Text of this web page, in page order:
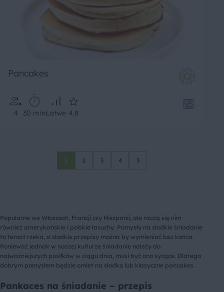
Pancakes
4 30 minŁatwe 4.8
1 2 3 4 5
Popularne we Włoszech, Francji czy Hiszpanii, ale raczą się nim
również amerykańskie i polskie łasuchy. Pomysły na słodkie śniadanie
to temat rzeka, a słodkie przepisy można by wymieniać bez końca.
Ponieważ jednak w naszej kulturze śniadanie należy do
najważniejszych posiłków w ciągu dnia, musi być ono sycące. Dlatego
dobrym pomysłem będzie omlet na słodko lub klasyczne pancakes.
Pankaces na śniadanie – przepis